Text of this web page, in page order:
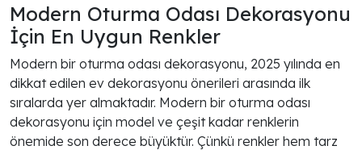
Modern Oturma Odası Dekorasyonu
İçin En Uygun Renkler
Modern bir oturma odası dekorasyonu, 2025 yılında en
dikkat edilen ev dekorasyonu önerileri arasında ilk
sıralarda yer almaktadır. Modern bir oturma odası
dekorasyonu için model ve çeşit kadar renklerin
önemide son derece büyüktür. Çünkü renkler hem tarz